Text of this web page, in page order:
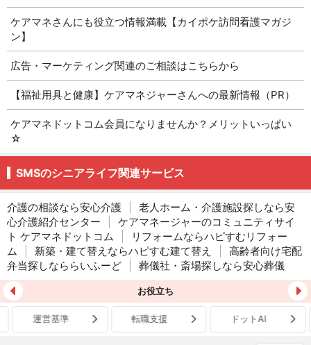
ケアマネさんにも役立つ情報満載【カイポケ訪問看護マガジ
ン】
広告・マーケティング関連のご相談はこちらから
【福祉用具と健康】ケアマネジャーさんへの最新情報（PR）
ケアマネドットコム会員になりませんか？メリットいっぱい
☆
SMSのシニアライフ関連サービス
介護の相談なら安心介護
老人ホーム・介護施設探しなら安
心介護紹介センター
ケアマネージャーのコミュニティサイ
ト ケアマネドットコム
リフォームならハピすむリフォー
ム
新築・建て替えならハピすむ建て替え
高齢者向け宅配
弁当探しなららいふーど
葬儀社・斎場探しなら安心葬儀
お役立ち
運営基準 転職支援 ドットAI